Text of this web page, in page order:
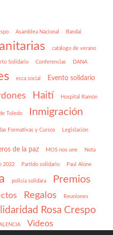
Asamblea Nacional Bandai
catálogo de verano
Solidario Conferencias DANA
ecca social Evento solidario
Haití Hospital Ramón
Toledo Inmigración
Formativas y Cursos Legislación
de la paz MOS nos une Nota
2022 Partido solidario Paul Alone
policía solidara Premios
Regalos Reuniones
Rosa Crespo
Videos